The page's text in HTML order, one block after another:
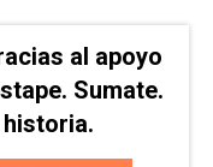
al apoyo
Sumate.